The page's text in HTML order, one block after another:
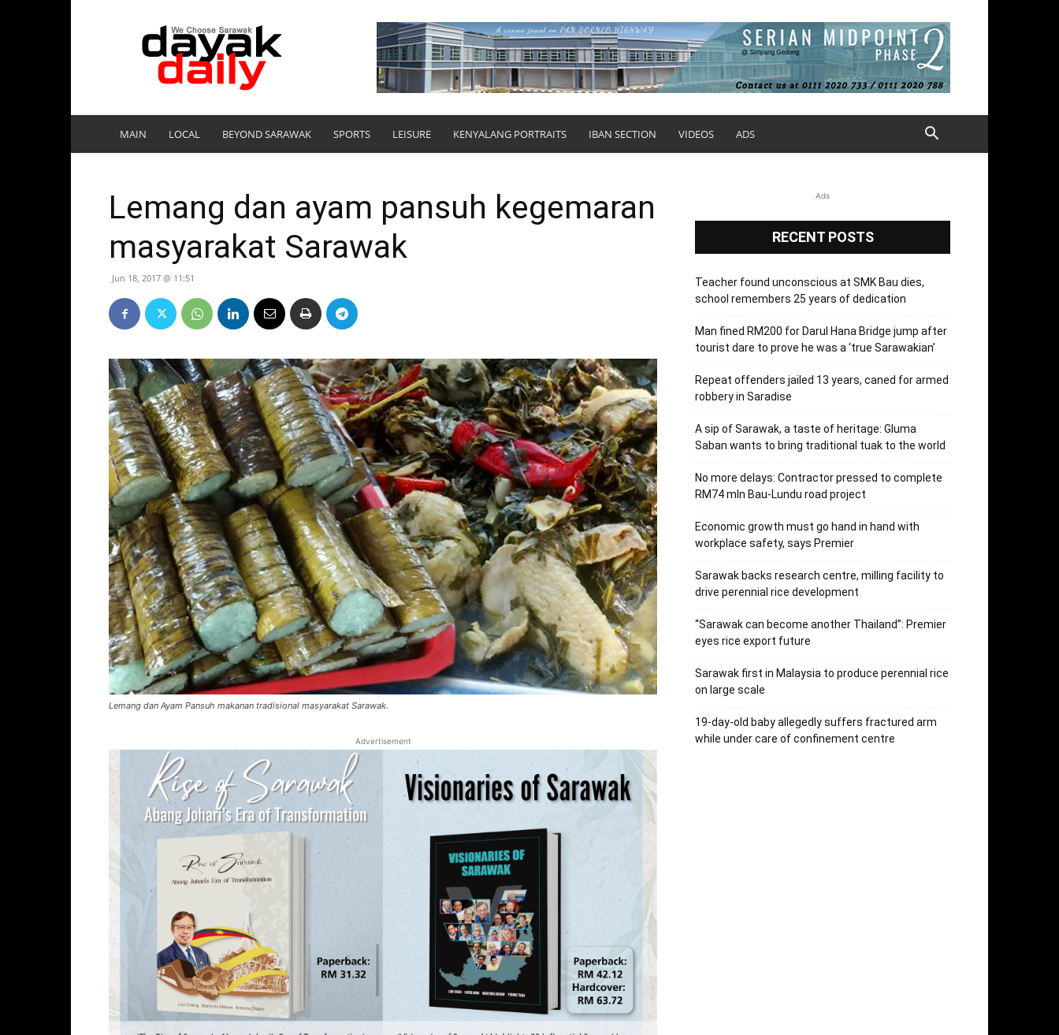
DayakDaily
MAIN LOCAL BEYOND SARAWAK SPORTS LEISURE KENYALANG PORTRAITS IBAN SECTION VIDEOS ADS
Lemang dan ayam pansuh kegemaran
masyarakat Sarawak
Jun 18, 2017 @ 11:51
Lemang dan Ayam Pansuh makanan tradisional masyarakat Sarawak.
Advertisement
Ads
RECENT POSTS
Teacher found unconscious at SMK Bau dies,
school remembers 25 years of dedication
Man fined RM200 for Darul Hana Bridge jump after
tourist dare to prove he was a ‘true Sarawakian’
Repeat offenders jailed 13 years, caned for armed
robbery in Saradise
A sip of Sarawak, a taste of heritage: Gluma
Saban wants to bring traditional tuak to the world
No more delays: Contractor pressed to complete
RM74 mln Bau-Lundu road project
Economic growth must go hand in hand with
workplace safety, says Premier
Sarawak backs research centre, milling facility to
drive perennial rice development
“Sarawak can become another Thailand”: Premier
eyes rice export future
Sarawak first in Malaysia to produce perennial rice
on large scale
19-day-old baby allegedly suffers fractured arm
while under care of confinement centre